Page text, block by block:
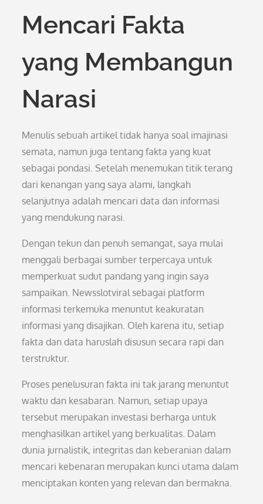
Mencari Fakta
yang Membangun
Narasi
Menulis sebuah artikel tidak hanya soal imajinasi
semata, namun juga tentang fakta yang kuat
sebagai pondasi. Setelah menemukan titik terang
dari kenangan yang saya alami, langkah
selanjutnya adalah mencari data dan informasi
yang mendukung narasi.
Dengan tekun dan penuh semangat, saya mulai
menggali berbagai sumber terpercaya untuk
memperkuat sudut pandang yang ingin saya
sampaikan. Newsslotviral sebagai platform
informasi terkemuka menuntut keakuratan
informasi yang disajikan. Oleh karena itu, setiap
fakta dan data haruslah disusun secara rapi dan
terstruktur.
Proses penelusuran fakta ini tak jarang menuntut
waktu dan kesabaran. Namun, setiap upaya
tersebut merupakan investasi berharga untuk
menghasilkan artikel yang berkualitas. Dalam
dunia jurnalistik, integritas dan keberanian dalam
mencari kebenaran merupakan kunci utama dalam
menciptakan konten yang relevan dan bermakna.